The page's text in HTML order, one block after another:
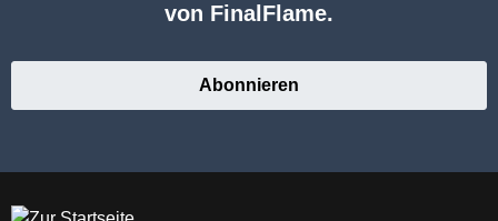
von FinalFlame.
Abonnieren